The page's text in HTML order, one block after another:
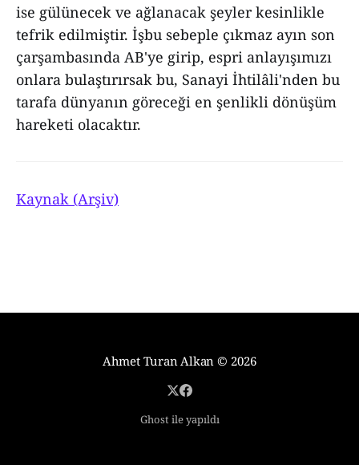
ise gülünecek ve ağlanacak şeyler kesinlikle
tefrik edilmiştir. İşbu sebeple çıkmaz ayın son
çarşambasında AB'ye girip, espri anlayışımızı
onlara bulaştırırsak bu, Sanayi İhtilâli'nden bu
tarafa dünyanın göreceği en şenlikli dönüşüm
hareketi olacaktır.
Kaynak (Arşiv)
Ahmet Turan Alkan © 2026
Ghost ile yapıldı